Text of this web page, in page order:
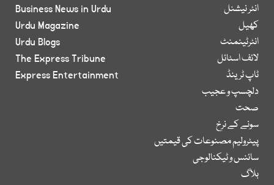
انٹر نیشنل
کھیل
انٹرٹینمنٹ
لائف اسٹائل
ٹاپ ٹرینڈ
دلچسپ و عجیب
صحت
سونے کے نرخ
پیٹرولیم مصنوعات کی قیمتیں
سائنس و ٹیکنالوجی
بلاگ
Business News in Urdu
Urdu Magazine
Urdu Blogs
The Express Tribune
Express Entertainment